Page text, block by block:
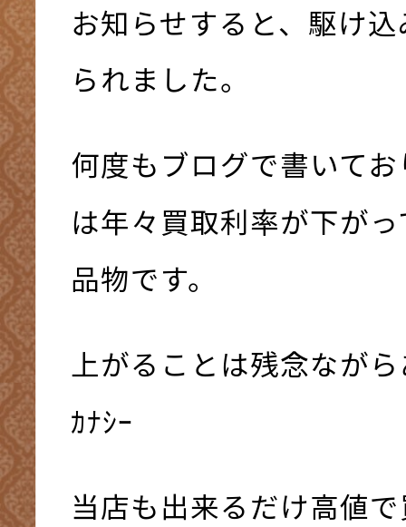
お知らせすると、駆け
られました。
何度もブログで書いて
は年々買取利率が下が
品物です。
上がることは残念なが
ｶﾅｼｰ
当店も出来るだけ高値